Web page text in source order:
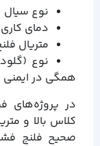
نوع سیال
دمای کاری
متریال
نوع
همگی در ایمنی
در پروژه‌های
کلاس بالا و
صحیح فلنج